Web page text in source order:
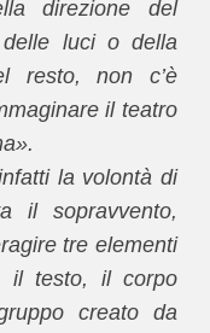
direzione del
luci o della
resto, non c’è
il teatro
la volontà di
il sopravvento,
tre elementi
il testo, il corpo
creato da